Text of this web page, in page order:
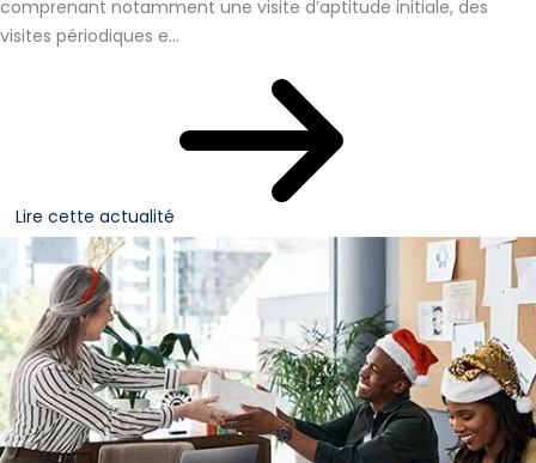
comprenant notamment une visite d’aptitude initiale, des
visites périodiques e...
Lire cette actualité